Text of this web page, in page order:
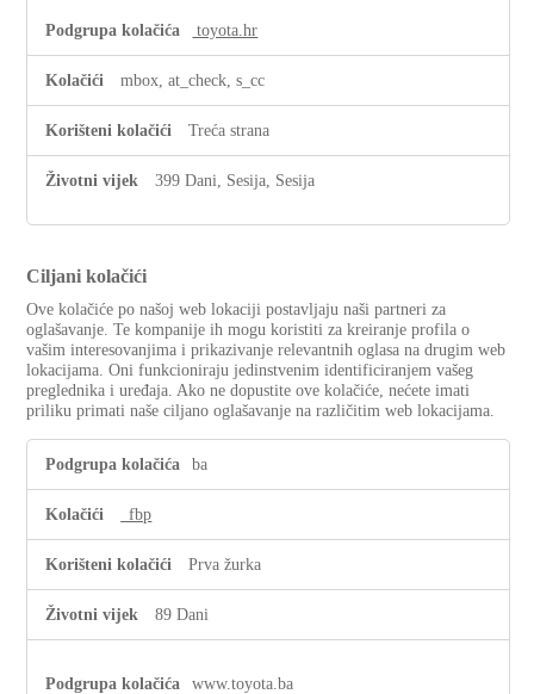
toyota.hr
mbox, at_check, s_cc
Treća strana
399 Dani, Sesija, Sesija
Ciljani kolačići
Ove kolačiće po našoj web lokaciji postavljaju naši partneri za
oglašavanje. Te kompanije ih mogu koristiti za kreiranje profila o
vašim interesovanjima i prikazivanje relevantnih oglasa na drugim web
lokacijama. Oni funkcioniraju jedinstvenim identificiranjem vašeg
preglednika i uređaja. Ako ne dopustite ove kolačiće, nećete imati
priliku primati naše ciljano oglašavanje na različitim web lokacijama.
Ciljani
kolačići
ba
_fbp
Prva žurka
89 Dani
www.toyota.ba